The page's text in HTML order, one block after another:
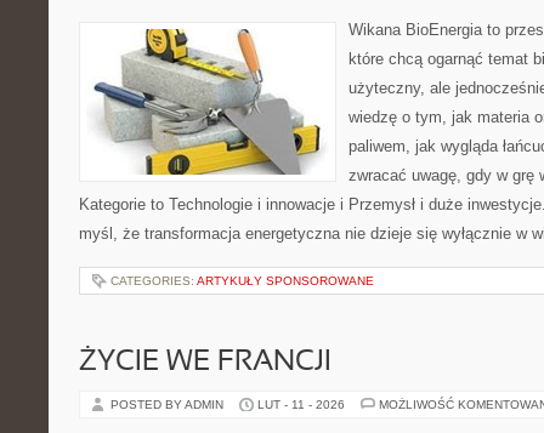
Wikana BioEnergia to
które chcą ogarnąć temat
użyteczny, ale
wiedzę o tym, jak materia
paliwem, jak wygląda
zwracać uwagę, gdy w grę
Kategorie to Technologie i innowacje i Przemysł i duże
myśl, że transformacja energetyczna nie dzieje się wyłącznie w
CATEGORIES: ARTYKUŁY SPONSOROWANE
ŻYCIE WE FRANCJI
POSTED BY ADMIN LUT - 11 - 2026 MOŻLIWOŚĆ